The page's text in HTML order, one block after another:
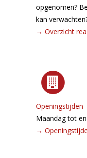
opgenomen?
kan
→ Overzicht
Openingstijden
Maandag tot
→